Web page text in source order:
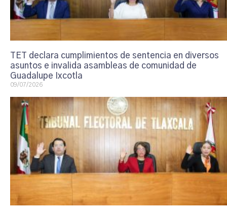
TET declara cumplimientos de sentencia en diversos
asuntos e invalida asambleas de comunidad de
Guadalupe Ixcotla
09/07/2026